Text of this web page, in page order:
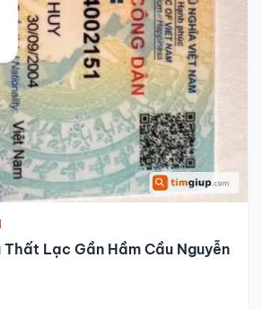
Lạc Gần Hầm Cầu Nguyễn